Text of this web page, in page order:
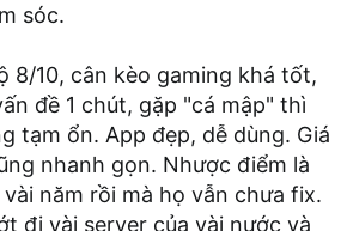
sóc.
8/10, cân kèo gaming khá tốt,
đề 1 chút, gặp "cá mập" thì
tạm ổn. App đẹp, dễ dùng. Giá
nhanh gọn. Nhược điểm là
năm rồi mà họ vẫn chưa fix.
đi vài server của vài nước và